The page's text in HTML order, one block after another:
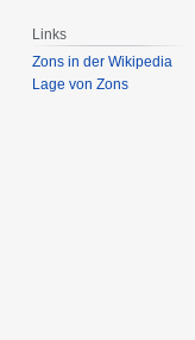
Links
Zons in der Wikipedia
Lage von Zons